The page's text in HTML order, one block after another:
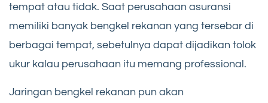
tempat atau tidak. Saat perusahaan asuransi
memiliki banyak bengkel rekanan yang tersebar di
berbagai tempat, sebetulnya dapat dijadikan tolok
ukur kalau perusahaan itu memang professional.
Jaringan bengkel rekanan pun akan